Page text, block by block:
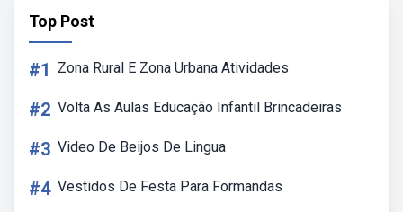
Top Post
#1 Zona Rural E Zona Urbana Atividades
#2 Volta As Aulas Educação Infantil Brincadeiras
#3 Video De Beijos De Lingua
#4 Vestidos De Festa Para Formandas